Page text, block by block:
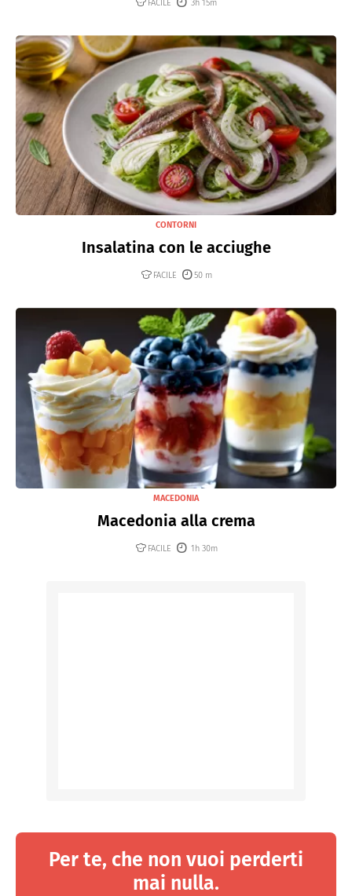
FACILE 3h 15m
CONTORNI
Insalatina con le acciughe
FACILE 50 m
MACEDONIA
Macedonia alla crema
FACILE 1h 30m
Per te, che non vuoi perderti
mai nulla.